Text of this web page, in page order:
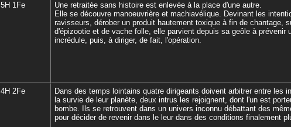
5H 1Fe
Une retraitée sans histoire est enlevée à la place d'une autre.
Elle se découvre manoeuvrière et machiavélique. Devinant les
ravisseurs, dérober un produit hautement toxique à fin de chantage,
d'épizootie et de vache folle, elle parvient depuis sa geôle à prévenir
incrédule, puis, à diriger, de fait, l'opération.
4H 2Fe
Dans des temps lointains quatre dirigeants doivent arbitrer entre les
la survie de leur planète, deux intrus les rejoignent, dont l'un est
bombe. Ils se retrouvent dans un univers inconnu débattant des
pour décider de revenir dans le leur dans des conditions finalement